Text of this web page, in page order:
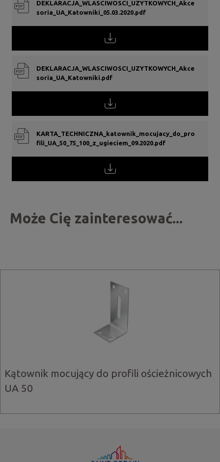
DEKLARACJA_WLASCIWOSCI_UZYTKOWYCH_Akce
soria_UA_Katowniki_05.03.2020.pdf
DEKLARACJA_WLASCIWOSCI_UZYTKOWYCH_Akce
soria_UA_Katowniki.pdf
KARTA_TECHNICZNA_katownik_mocujacy_do_pro
fili_UA_50_75_100_z_ugieciem_09.2020.pdf
Może Cię zainteresować...
Kątownik mocujący do profili ościeżnicowych
UA 50